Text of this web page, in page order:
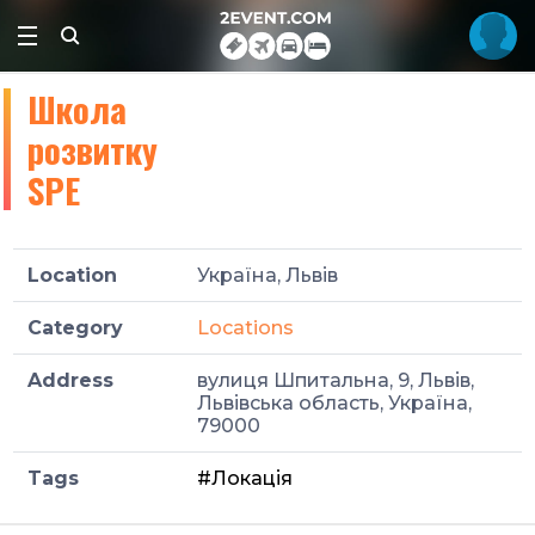
Школа
розвитку
SPE
Location Україна, Львів
Category Locations
Address
вулиця Шпитальна, 9, Львів,
Львівська область, Україна,
79000
Tags #Локація